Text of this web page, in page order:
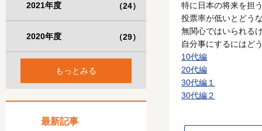
特に日本の将来を担
投票率が低いとどう
無関心ではいられる
自分事にするにはど
10代編
20代編
30代編１
30代編２
2021年度 （24）
2020年度 （29）
もっとみる
最新記事